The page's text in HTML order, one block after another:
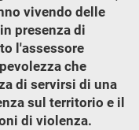
vivendo delle
presenza di
l'assessore
che
di servirsi di una
sul territorio e il
di violenza.